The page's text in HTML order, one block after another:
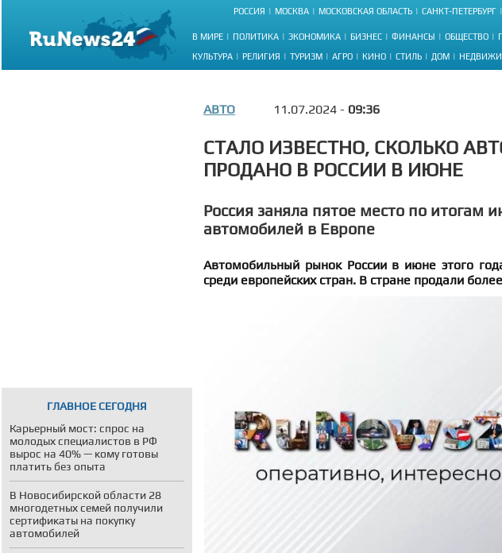
РОССИЯ МОСКВА МОСКОВСКАЯ ОБЛАСТЬ САНКТ-ПЕТЕРБУРГ
В МИРЕ ПОЛИТИКА ЭКОНОМИКА БИЗНЕС ФИНАНСЫ ОБЩЕСТВО
КУЛЬТУРА РЕЛИГИЯ ТУРИЗМ АГРО КИНО СТИЛЬ ДОМ
ГЛАВНОЕ СЕГОДНЯ
Карьерный мост: спрос на
молодых специалистов в РФ
вырос на 40% — кому готовы
платить без опыта
В Новосибирской области 28
многодетных семей получили
сертификаты на покупку
автомобилей
АВТО 11.07.2024 - 09:36
СТАЛО ИЗВЕСТНО, СКОЛЬКО
ПРОДАНО В РОССИИ В ИЮНЕ
Россия заняла пятое место по итогам
автомобилей в Европе
Автомобильный рынок России в июне этого
среди европейских стран. В стране продали